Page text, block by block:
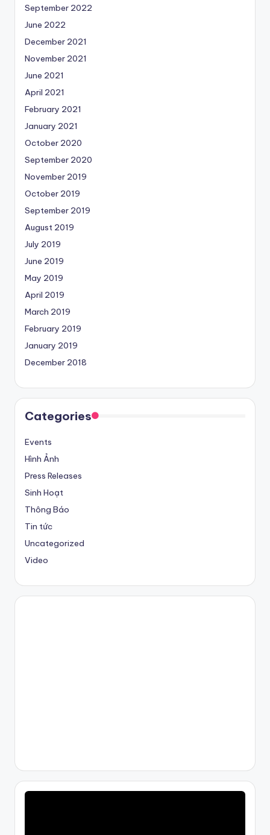
September 2022
June 2022
December 2021
November 2021
June 2021
April 2021
February 2021
January 2021
October 2020
September 2020
November 2019
October 2019
September 2019
August 2019
July 2019
June 2019
May 2019
April 2019
March 2019
February 2019
January 2019
December 2018
Categories
Events
Hình Ảnh
Press Releases
Sinh Hoạt
Thông Báo
Tin tức
Uncategorized
Video